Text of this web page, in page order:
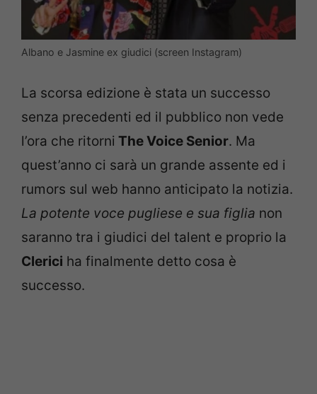
Albano e Jasmine ex giudici (screen Instagram)
La scorsa edizione è stata un successo
senza precedenti ed il pubblico non vede
l’ora che ritorni The Voice Senior. Ma
quest’anno ci sarà un grande assente ed i
rumors sul web hanno anticipato la notizia.
La potente voce pugliese e sua figlia non
saranno tra i giudici del talent e proprio la
Clerici ha finalmente detto cosa è
successo.